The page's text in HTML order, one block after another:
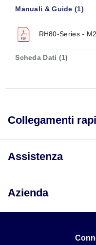
Manuali & Guide (1)
RH80-Series -
Scheda Dati (1)
Collegamenti
Assistenza
Azienda